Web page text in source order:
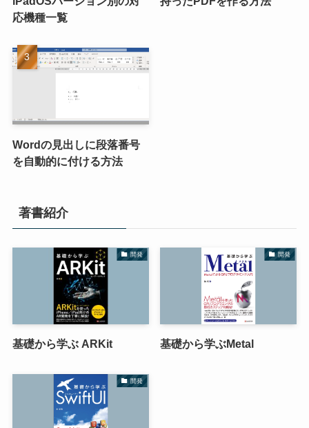
応機種一覧
Wordの見出しに段落番号
を自動的に付ける方法
著書紹介
開発
基礎から学ぶ ARKit
開発
基礎から学ぶMetal
開発